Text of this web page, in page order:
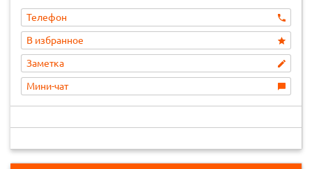
Телефон
В избранное
Заметка
Мини-чат